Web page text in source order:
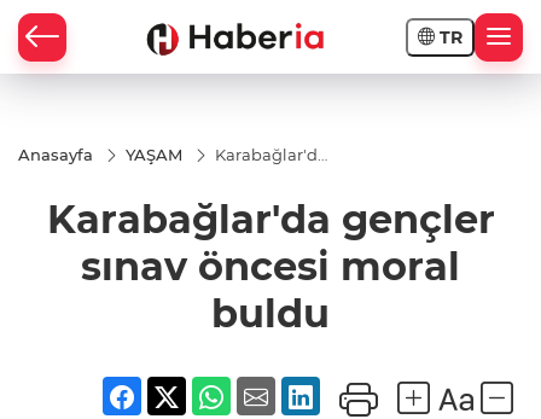
TR
Anasayfa YAŞAM
Karabağlar'da
buldu
Karabağlar'da gençler
sınav öncesi moral
buldu